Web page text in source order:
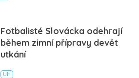
Fotbalisté Slovácka odehrají
během zimní přípravy devět
utkání
UH